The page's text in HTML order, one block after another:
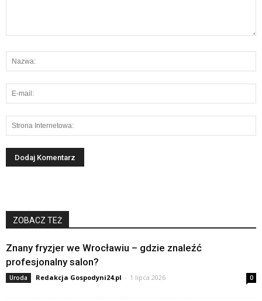
ZOBACZ TEŻ
Znany fryzjer we Wrocławiu – gdzie znaleźć
profesjonalny salon?
Uroda Redakcja Gospodyni24.pl - 1 lipca 2026 0